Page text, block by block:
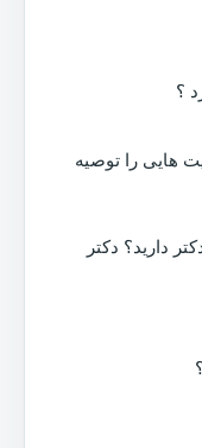
؟
هایی را توصیه
دارید؟ دکتر